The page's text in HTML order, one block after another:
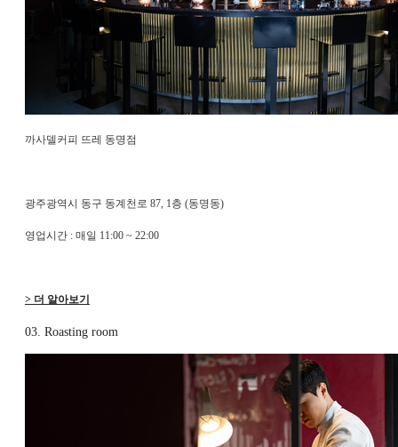
까사델커피 뜨레 동명점
광주광역시 동구 동계천로 87, 1층 (동명동)
영업시간 : 매일 11:00 ~ 22:00
> 더 알아보기
03. Roasting room